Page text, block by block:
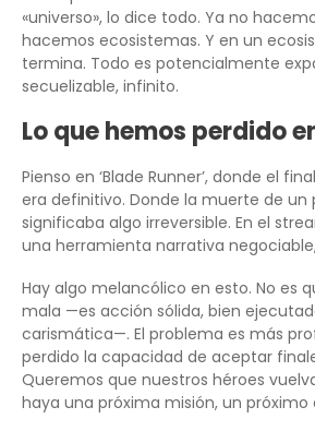
«universo», lo dice todo. Ya no
hacemos ecosistemas. Y en un
termina. Todo es potencialmente
secuelizable, infinito.
Lo que hemos perdido
Pienso en ‘Blade Runner’, donde el
era definitivo. Donde la muerte de un
significaba algo irreversible. En el
una herramienta narrativa
Hay algo melancólico en esto. No es
mala —es acción sólida, bien
carismática—. El problema es más
perdido la capacidad de aceptar
Queremos que nuestros héroes
haya una próxima misión, un próximo